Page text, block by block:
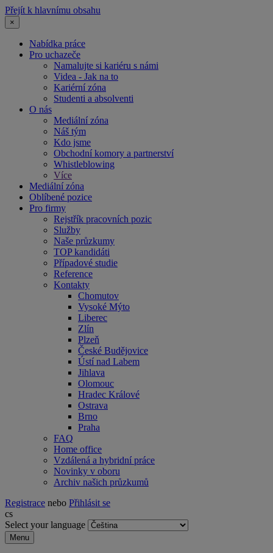
Přejít k hlavnímu obsahu
×
Nabídka práce
Pro uchazeče
Namalujte si kariéru s námi
Videa - Jak na to
Kariérní zóna
Studenti a absolventi
O nás
Mediální zóna
Náš tým
Kdo jsme
Obchodní komory a partnerství
Whistleblowing
Více
Mediální zóna
Oblíbené pozice
Pro firmy
Rejstřík pracovních pozic
Služby
Naše průzkumy
TOP kandidáti
Případové studie
Reference
Kontakty
Chomutov
Vysoké Mýto
Liberec
Zlín
Plzeň
České Budějovice
Ústí nad Labem
Jihlava
Olomouc
Hradec Králové
Ostrava
Brno
Praha
FAQ
Home office
Vzdálená a hybridní práce
Novinky v oboru
Archiv našich průzkumů
Registrace nebo Přihlásit se
cs
Select your language
Menu